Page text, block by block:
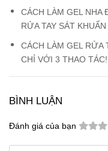
CÁCH LÀM GEL NHA
RỬA TAY SÁT
CÁCH LÀM GEL RỬA
CHỈ VỚI 3 THAO TÁC!
BÌNH LUẬN
Đánh giá của bạn